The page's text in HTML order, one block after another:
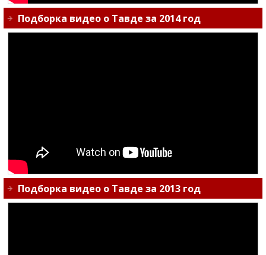
Подборка видео о Тавде за 2014 год
Подборка видео о Тавде за 2013 год